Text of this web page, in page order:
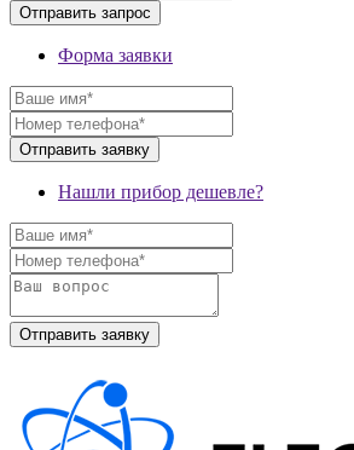
Форма заявки
Нашли прибор дешевле?